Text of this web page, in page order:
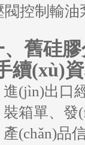
閥控制輸
舊硅膠
續(xù)
(jìn)出口
箱單、發
(chǎn)品